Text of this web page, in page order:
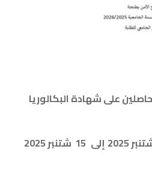
على شهادة البكالوريا
2025 إلى 15 شتنبر 2025